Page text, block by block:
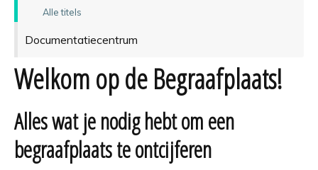
Alle titels
Documentatiecentrum
Welkom op de Begraafplaats!
Alles wat je nodig hebt om een
begraafplaats te ontcijferen